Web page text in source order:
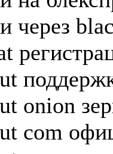
через
onion
com